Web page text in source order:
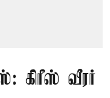
கிரீஸ் வீரர்